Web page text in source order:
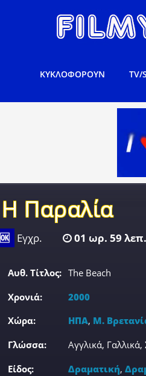
ΚΥΚΛΟΦΟΡΟΥΝ TV/
Η Παραλία
🆗 Εγχρ. 01 ωρ. 59 λεπ.
Αυθ. Τίτλος: The Beach
Χρονιά:
2000
Χώρα:
ΗΠΑ, Μ.
Γλώσσα:
Αγγλικά,
Είδος:
Δραματική,